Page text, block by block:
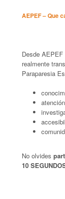
AEPEF – Que
Desde
realmente
Paraparesia
No olvides
10